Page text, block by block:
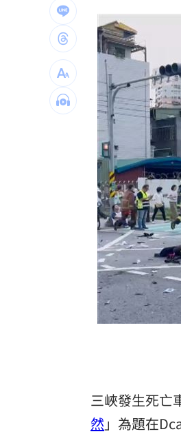
2000人堵教堂
禾伸堂、南電
平野惠一率兄
女股神加碼狂
想吃清淡！他
買房3年才知「
生日變親人忌
台灣彩券開獎直
LIVE三立+24小
三立iNEWS新
商場戰國來臨
「拍片人的多
三峽發生死亡
然 」為題在